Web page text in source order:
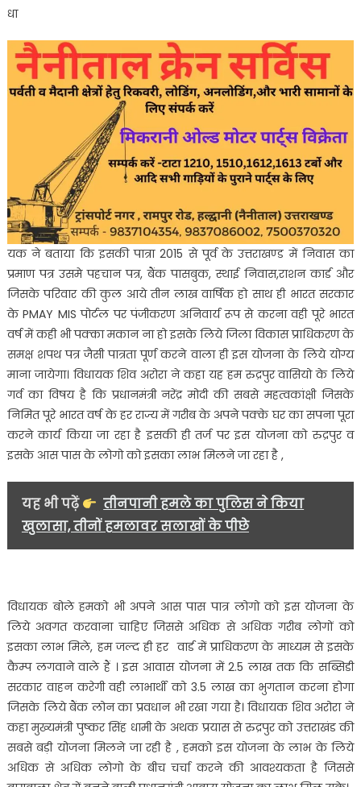
धा
यक ने बताया कि इसकी पात्रा 2015 से पूर्व के उत्तराखण्ड में निवास का
प्रमाण पत्र उसमे पहचान पत्र, बैंक पासबुक, स्थाई निवास,राशन कार्ड और
जिसके परिवार की कुल आये तीन लाख वार्षिक हो साथ ही भारत सरकार
के PMAY MIS पोर्टल पर पंजीकरण अनिवार्य रूप से करना वही पूरे भारत
वर्ष में कही भी पक्का मकान ना हो इसके लिये जिला विकास प्राधिकरण के
समक्ष शपथ पत्र जैसी पात्रता पूर्ण करने वाला ही इस योजना के लिये योग्य
माना जायेगा। विधायक शिव अरोरा ने कहा यह हम रुद्रपुर वासियो के लिये
गर्व का विषय है कि प्रधानमंत्री नरेंद्र मोदी की सबसे महत्वकांक्षी जिसके
निमित पूरे भारत वर्ष के हर राज्य में गरीब के अपने पक्के घर का सपना पूरा
करने कार्य किया जा रहा है इसकी ही तर्ज पर इस योजना को रुद्रपुर व
इसके आस पास के लोगो को इसका लाभ मिलने जा रहा है ,
यह भी पढ़ें
तीनपानी हमले का पुलिस ने किया
खुलासा, तीनों हमलावर सलाखों के पीछे
विधायक बोले हमको भी अपने आस पास पात्र लोगो को इस योजना के
लिये अवगत करवाना चाहिए जिससे अधिक से अधिक गरीब लोगों को
इसका लाभ मिले, हम जल्द ही हर वार्ड में प्राधिकरण के माध्यम से इसके
कैम्प लगवाने वाले हैं । इस आवास योजना में 2.5 लाख तक कि सब्सिडी
सरकार वाहन करेगी वही लाभार्थी को 3.5 लाख का भुगतान करना होगा
जिसके लिये बैंक लोन का प्रवधान भी रखा गया है। विधायक शिव अरोरा ने
कहा मुख्यमंत्री पुष्कर सिंह धामी के अथक प्रयास से रुद्रपुर को उत्तराखंड की
सबसे बड़ी योजना मिलने जा रही है , हमको इस योजना के लाभ के लिये
अधिक से अधिक लोगो के बीच चर्चा करने की आवश्यकता है जिससे